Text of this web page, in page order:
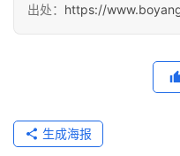
出处： https://
生成海报